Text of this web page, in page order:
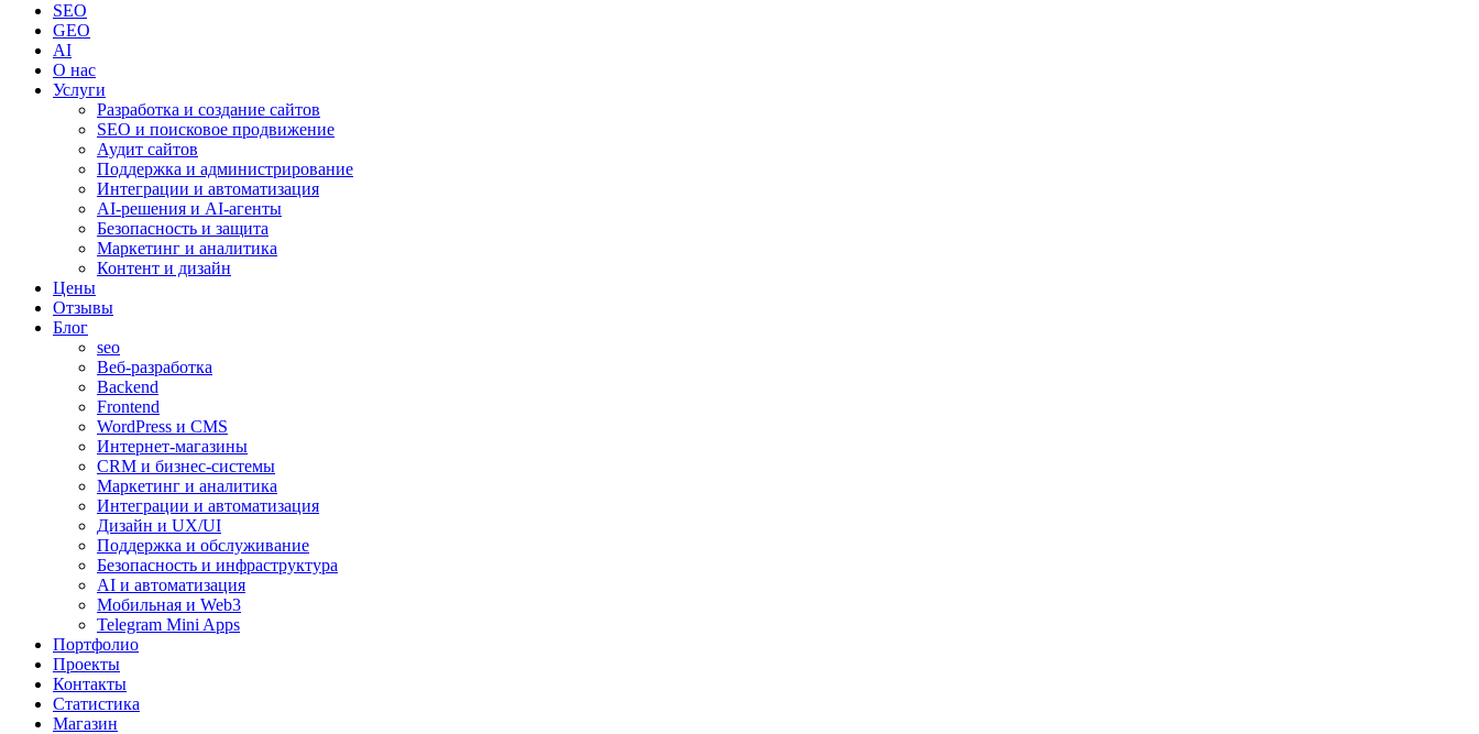
SEO
GEO
AI
О нас
Услуги
Разработка и создание сайтов
SEO и поисковое продвижение
Аудит сайтов
Поддержка и администрирование
Интеграции и автоматизация
AI-решения и AI-агенты
Безопасность и защита
Маркетинг и аналитика
Контент и дизайн
Цены
Отзывы
Блог
seo
Веб-разработка
Backend
Frontend
WordPress и CMS
Интернет-магазины
CRM и бизнес-системы
Маркетинг и аналитика
Интеграции и автоматизация
Дизайн и UX/UI
Поддержка и обслуживание
Безопасность и инфраструктура
AI и автоматизация
Мобильная и Web3
Telegram Mini Apps
Портфолио
Проекты
Контакты
Статистика
Магазин